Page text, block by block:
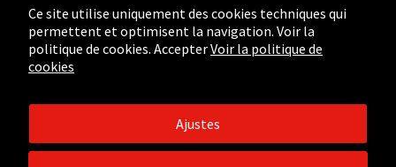
©2015 - ©2026 Fundación César Manrique. Todos los derechos
Ce site utilise uniquement des cookies techniques qui
permettent et optimisent la navigation. Voir la
politique de cookies. AccepterVoir la politique de
cookies
Ajustes